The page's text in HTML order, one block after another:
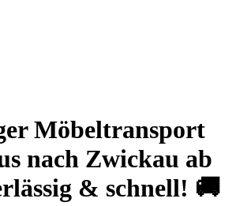
Möbeltransport
nach Zwickau ab
& schnell! 🚚